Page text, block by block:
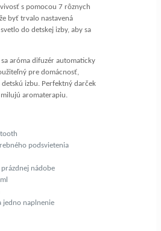
s pomocou 7 rôznych
byť trvalo nastavená
do detskej izby, aby sa
aróma difuzér automaticky
pre domácnosť,
izbu. Perfektný darček
aromaterapiu.
podsvietenia
nádobe
jedno naplnenie